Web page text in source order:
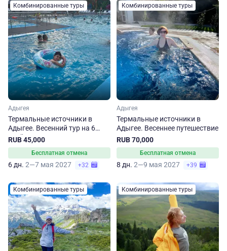
Комбинированные туры
Адыгея
Термальные источники в
Адыгее. Весенний тур на 6
дней
RUB 45,000
Бесплатная отмена
6 дн. 2—7 мая 2027 +32
Комбинированные туры
Адыгея
Термальные источники в
Адыгее. Весеннее путешествие
RUB 70,000
Бесплатная отмена
8 дн. 2—9 мая 2027 +39
Комбинированные туры Комбинированные туры